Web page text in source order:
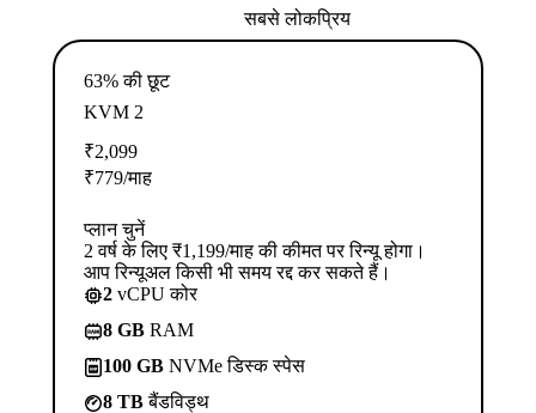
सबसे लोकप्रिय
63% की छूट
KVM 2
₹2,099
₹779/माह
प्लान चुनें
2 वर्ष के लिए ₹1,199/माह की कीमत पर रिन्यू होगा।
आप रिन्यूअल किसी भी समय रद्द कर सकते हैं।
2 vCPU कोर
8 GB RAM
100 GB NVMe डिस्क स्पेस
8 TBबैंडविड्थ